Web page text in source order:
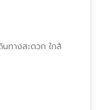
นทางสะดวก ใกล้